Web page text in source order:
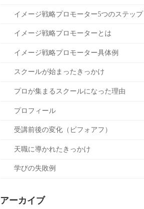
イメージ戦略プロモーター5つのステップ
イメージ戦略プロモーターとは
イメージ戦略プロモーター具体例
スクールが始まったきっかけ
プロが集まるスクールになった理由
プロフィール
受講前後の変化（ビフォアフ）
天職に導かれたきっかけ
学びの失敗例
アーカイブ